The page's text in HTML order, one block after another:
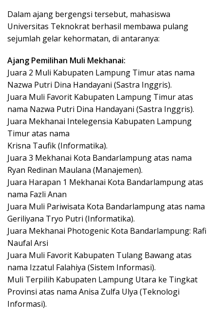
Dalam ajang bergengsi tersebut, mahasiswa
Universitas Teknokrat berhasil membawa pulang
sejumlah gelar kehormatan, di antaranya:
Ajang Pemilihan Muli Mekhanai:
Juara 2 Muli Kabupaten Lampung Timur atas nama
Nazwa Putri Dina Handayani (Sastra Inggris).
Juara Muli Favorit Kabupaten Lampung Timur atas
nama Nazwa Putri Dina Handayani (Sastra Inggris).
Juara Mekhanai Intelegensia Kabupaten Lampung
Timur atas nama
Krisna Taufik (Informatika).
Juara 3 Mekhanai Kota Bandarlampung atas nama
Ryan Redinan Maulana (Manajemen).
Juara Harapan 1 Mekhanai Kota Bandarlampung atas
nama Fazli Anan
Juara Muli Pariwisata Kota Bandarlampung atas nama
Geriliyana Tryo Putri (Informatika).
Juara Mekhanai Photogenic Kota Bandarlampung: Rafi
Naufal Arsi
Juara Muli Favorit Kabupaten Tulang Bawang atas
nama Izzatul Falahiya (Sistem Informasi).
Muli Terpilih Kabupaten Lampung Utara ke Tingkat
Provinsi atas nama Anisa Zulfa Ulya (Teknologi
Informasi).